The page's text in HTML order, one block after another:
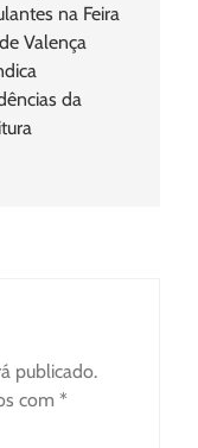
na Feira
Valença
da
publicado.
com *